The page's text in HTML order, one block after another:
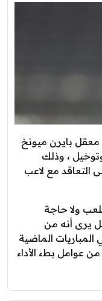
معقل بايرن ميونخ
، وذلك
التعاقد مع لاعب
ولا حاجة
يرى أنه من
” 8 ” وبأنه في المباريات الماضية
عوامل بطء الأداء